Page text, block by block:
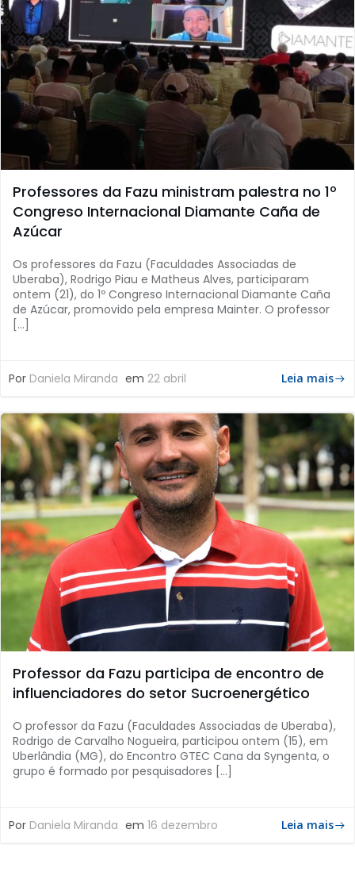
Professores da Fazu ministram palestra no 1º
Congreso Internacional Diamante Caña de
Azúcar
Os professores da Fazu (Faculdades Associadas de
Uberaba), Rodrigo Piau e Matheus Alves, participaram
ontem (21), do 1º Congreso Internacional Diamante Caña
de Azúcar, promovido pela empresa Mainter. O professor
[…]
Por Daniela Miranda em 22 abril Leia mais
Professor da Fazu participa de encontro de
influenciadores do setor Sucroenergético
O professor da Fazu (Faculdades Associadas de Uberaba),
Rodrigo de Carvalho Nogueira, participou ontem (15), em
Uberlândia (MG), do Encontro GTEC Cana da Syngenta, o
grupo é formado por pesquisadores […]
Por Daniela Miranda em 16 dezembro Leia mais